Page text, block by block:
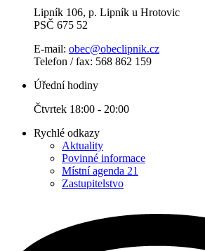
Lipník 106, p. Lipník u Hrotovic
PSČ 675 52
E-mail: obec@obeclipnik.cz
Telefon / fax: 568 862 159
Úřední hodiny
Čtvrtek 18:00 - 20:00
Rychlé odkazy
Aktuality
Povinné informace
Místní agenda 21
Zastupitelstvo